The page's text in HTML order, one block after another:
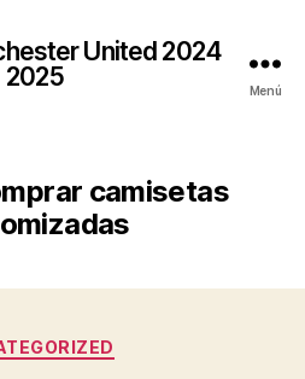
United 2024
2025
Menú
camisetas
Categorías